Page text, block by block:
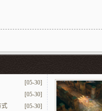
[05-30]
[05-30]
[05-30]
式